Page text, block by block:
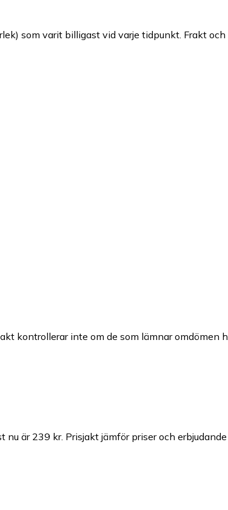
som varit billigast vid varje tidpunkt. Frakt
kontrollerar inte om de som lämnar omdömen
nu är 239 kr. Prisjakt jämför priser och